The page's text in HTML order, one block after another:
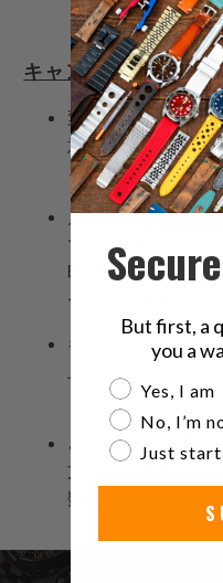
キャンセル
変更やキャンセル
意ください。注文
ることをお勧めし
月曜日から金曜日
でに行われた注文
時間以内であれば
セルできます。
キャンセルが確認
上記のガイドライ
ます。
さらに、発送前に
文キャンセルのた
数料が差し引かれま
But first, a
you a
Are you a
Yes, I am
No, I’m
Just